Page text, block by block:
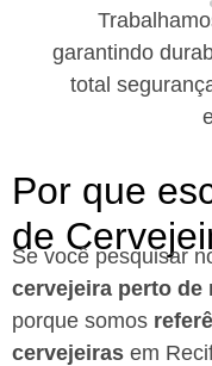
garantindo
total
Por que
de
Se você pesquisar
cervejeira perto de
porque somos
cervejeiras em